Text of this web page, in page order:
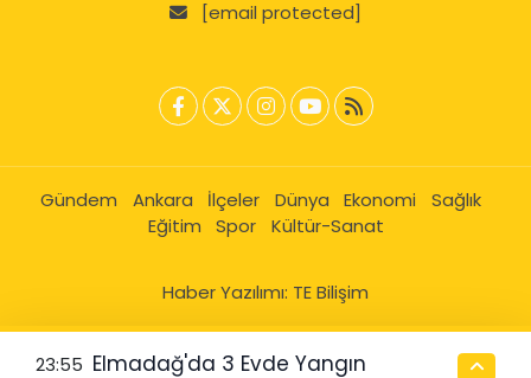
[email protected]
Gündem Ankara İlçeler Dünya Ekonomi
Sağlık
Eğitim
Spor Kültür-Sanat
Haber Yazılımı: TE Bilişim
23:55 Elmadağ'da 3 Evde Yangın